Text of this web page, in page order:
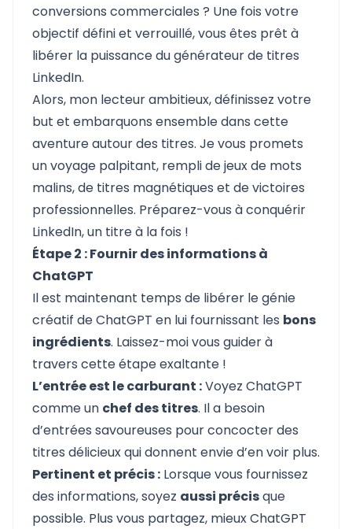
conversions commerciales ? Une fois votre
objectif défini et verrouillé, vous êtes prêt à
libérer la puissance du générateur de titres
LinkedIn.
Alors, mon lecteur ambitieux, définissez votre
but et embarquons ensemble dans cette
aventure autour des titres. Je vous promets
un voyage palpitant, rempli de jeux de mots
malins, de titres magnétiques et de victoires
professionnelles. Préparez-vous à conquérir
LinkedIn, un titre à la fois !
Étape 2 : Fournir des informations à
ChatGPT
Il est maintenant temps de libérer le génie
créatif de ChatGPT en lui fournissant les bons
ingrédients. Laissez-moi vous guider à
travers cette étape exaltante !
L’entrée est le carburant :Voyez ChatGPT
comme un chef des titres. Il a besoin
d’entrées savoureuses pour concocter des
titres délicieux qui donnent envie d’en voir plus.
Pertinent et précis : Lorsque vous fournissez
des informations, soyez aussi précisque
possible. Plus vous partagez, mieux ChatGPT